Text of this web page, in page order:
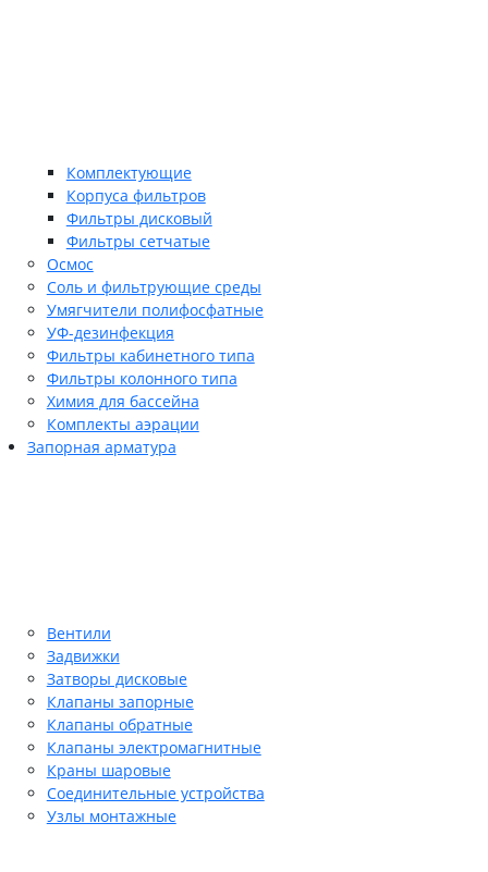
Комплектующие
Корпуса фильтров
Фильтры дисковый
Фильтры сетчатые
Осмос
Соль и фильтрующие среды
Умягчители полифосфатные
УФ-дезинфекция
Фильтры кабинетного типа
Фильтры колонного типа
Химия для бассейна
Комплекты аэрации
Запорная арматура
Вентили
Задвижки
Затворы дисковые
Клапаны запорные
Клапаны обратные
Клапаны электромагнитные
Краны шаровые
Соединительные устройства
Узлы монтажные